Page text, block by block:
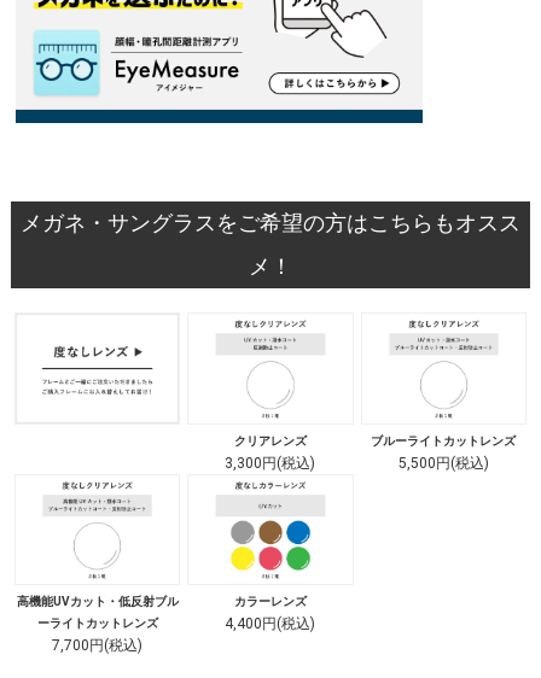
メガネ・サングラスをご希望の方はこちらもオスス
メ！
クリアレンズ
3,300円(税込)
ブルーライトカットレンズ
5,500円(税込)
高機能UVカット・低反射ブル
ーライトカットレンズ
7,700円(税込)
カラーレンズ
4,400円(税込)